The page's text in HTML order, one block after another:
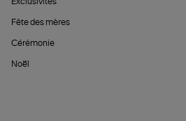
Fête des mères
Cérémonie
Noël